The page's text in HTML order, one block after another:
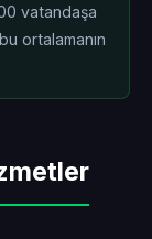
vatandaşa
ortalamanın